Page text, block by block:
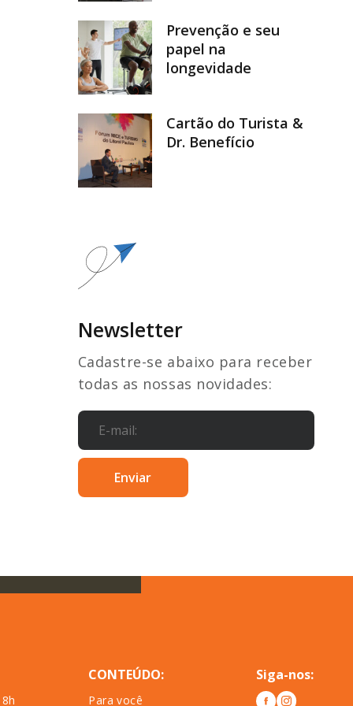
Prevenção e seu
papel na
longevidade
Cartão do Turista &
Dr. Benefício
Newsletter
Cadastre-se abaixo para receber
todas as nossas novidades:
CONTEÚDO:
Para você
Siga-nos: